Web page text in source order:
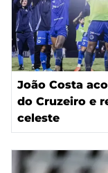
João Costa
do Cruzeiro e
celeste